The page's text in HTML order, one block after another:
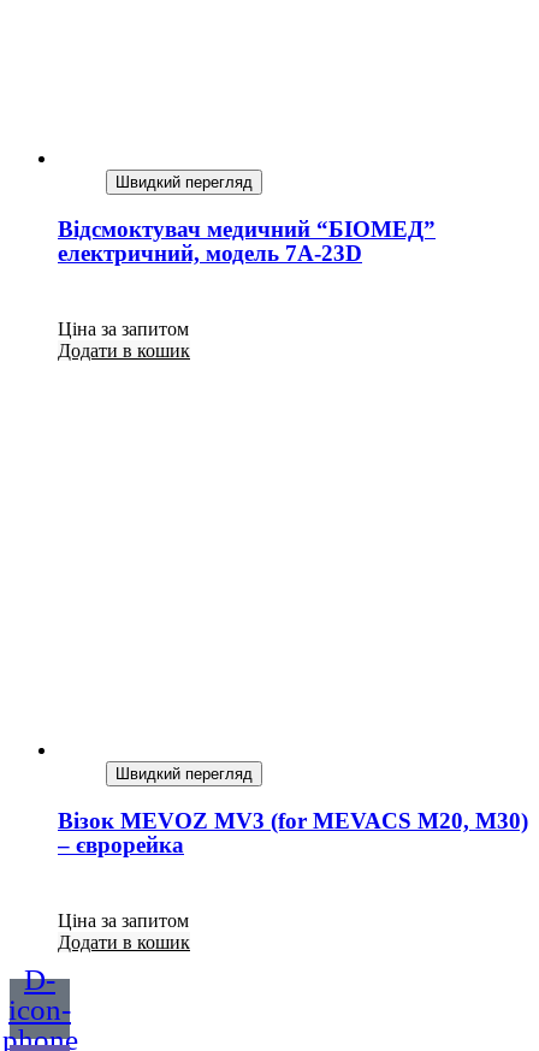
Швидкий перегляд
Відсмоктувач медичний “БІОМЕД”
електричний, модель 7А-23D
Ціна за запитом
Додати в кошик
Швидкий перегляд
Візок MEVOZ MV3 (for MEVACS M20, M30)
– єврорейка
Ціна за запитом
Додати в кошик
D-
icon-
phone